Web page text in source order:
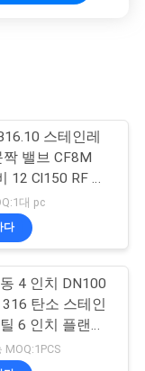
스테인레
밸브 CF8M
12 Cl150 RF 플
짝 밸브
대 pc
다
4 인치 DN100
탄소 스테인
6 인치 플랜지
브
MOQ:1PCS